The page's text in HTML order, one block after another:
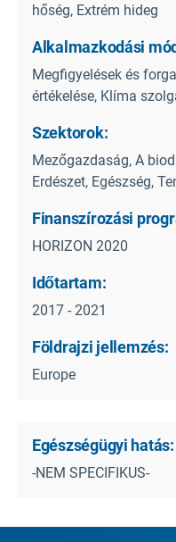
hőség, Extrém hideg
Alkalmazkodási
Megfigyelések és
értékelése, Klíma
Szektorok:
Mezőgazdaság, A
Erdészet, Egészség,
Finanszírozási
HORIZON 2020
Időtartam:
2017 - 2021
Földrajzi jellemzés:
Europe
Egészségügyi hatás:
-NEM SPECIFIKUS-